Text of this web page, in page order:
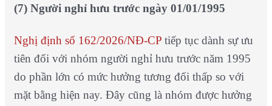
(7) Người nghỉ hưu trước ngày 01/01/1995
Nghị định số 162/2026/NĐ-CPtiếp tục dành sự ưu
tiên đối với nhóm người nghỉ hưu trước năm 1995
do phần lớn có mức hưởng tương đối thấp so với
mặt bằng hiện nay. Đây cũng là nhóm được hưởng